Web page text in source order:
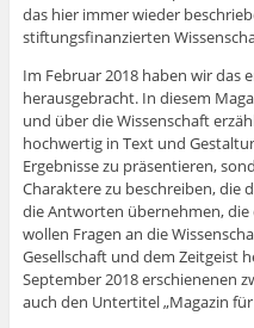
das hier immer wieder
stiftungsfinanzierten
Im Februar 2018 haben wir das
herausgebracht. In diesem
und über die Wissenschaft
hochwertig in Text und
Ergebnisse zu präsentieren,
Charaktere zu beschreiben, die
die Antworten übernehmen,
wollen Fragen an die
Gesellschaft und dem Zeitgeist
September 2018 erschienenen
auch den Untertitel „Magazin